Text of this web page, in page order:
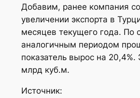
Добавим, ранее компания
увеличении экспорта в
месяцев текущего года. По
аналогичным периодом
показатель вырос на 20,4%.
млрд куб.м.
Источник: